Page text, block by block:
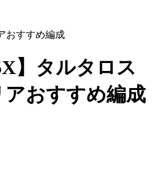
おすすめ編成
】タルタロス
アおすすめ編成